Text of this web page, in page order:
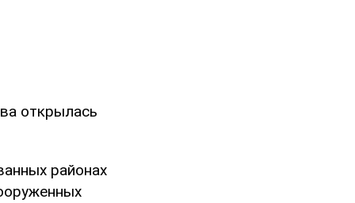
открылась
районах